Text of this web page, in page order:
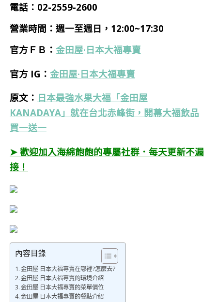
電話：02-2559-2600
營業時間：週一至週日，12:00~17:30
官方ＦＢ： 金田屋·日本大福專賣
官方 IG： 金田屋·日本大福專賣
原文： 日本最強水果大福「金田屋
KANADAYA」就在台北赤峰街，開幕大福飲品
買一送一
➤ 歡迎加入海綿飽飽的專屬社群．每天更新不漏
接！
內容目錄
金田屋·日本大福專賣在哪裡?怎麼去?
金田屋·日本大福專賣的環境介紹
金田屋·日本大福專賣的菜單價位
金田屋·日本大福專賣的餐點介紹